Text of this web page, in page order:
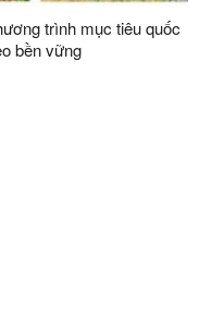
trình mục tiêu quốc
bền vững